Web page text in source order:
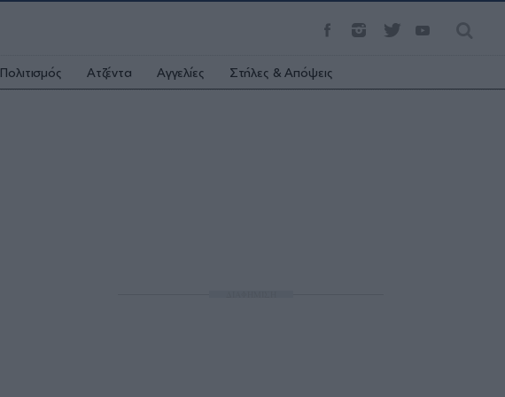
Πολιτισμός Ατζέντα Αγγελίες Στήλες & Απόψεις